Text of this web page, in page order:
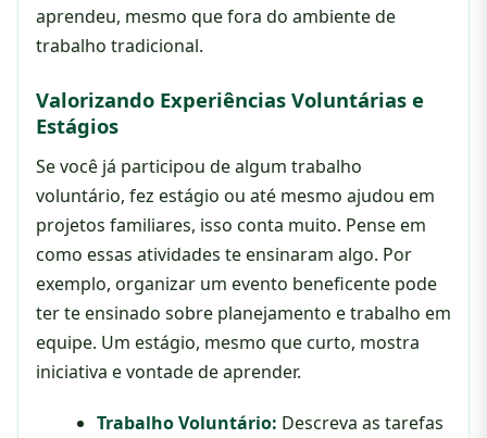
aprendeu, mesmo que fora do ambiente de
trabalho tradicional.
Valorizando Experiências Voluntárias e
Estágios
Se você já participou de algum trabalho
voluntário, fez estágio ou até mesmo ajudou em
projetos familiares, isso conta muito. Pense em
como essas atividades te ensinaram algo. Por
exemplo, organizar um evento beneficente pode
ter te ensinado sobre planejamento e trabalho em
equipe. Um estágio, mesmo que curto, mostra
iniciativa e vontade de aprender.
Trabalho Voluntário: Descreva as tarefas